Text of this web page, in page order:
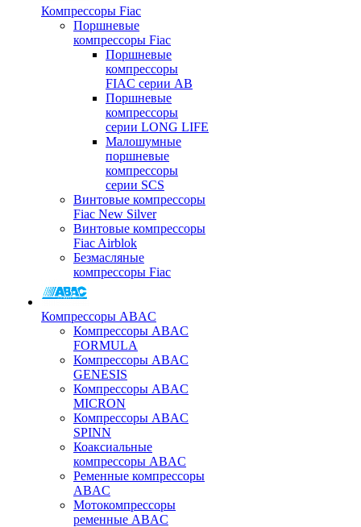
Компрессоры Fiac
Поршневые
компрессоры Fiac
Поршневые
компрессоры
FIAC серии AB
Поршневые
компрессоры
серии LONG LIFE
Малошумные
поршневые
компрессоры
серии SCS
Винтовые компрессоры
Fiac New Silver
Винтовые компрессоры
Fiac Airblok
Безмасляные
компрессоры Fiac
Компрессоры ABAC
Компрессоры ABAC
FORMULA
Компрессоры ABAC
GENESIS
Компрессоры ABAC
MICRON
Компрессоры ABAC
SPINN
Коаксиальные
компрессоры ABAC
Ременные компрессоры
ABAC
Мотокомпрессоры
ременные ABAC